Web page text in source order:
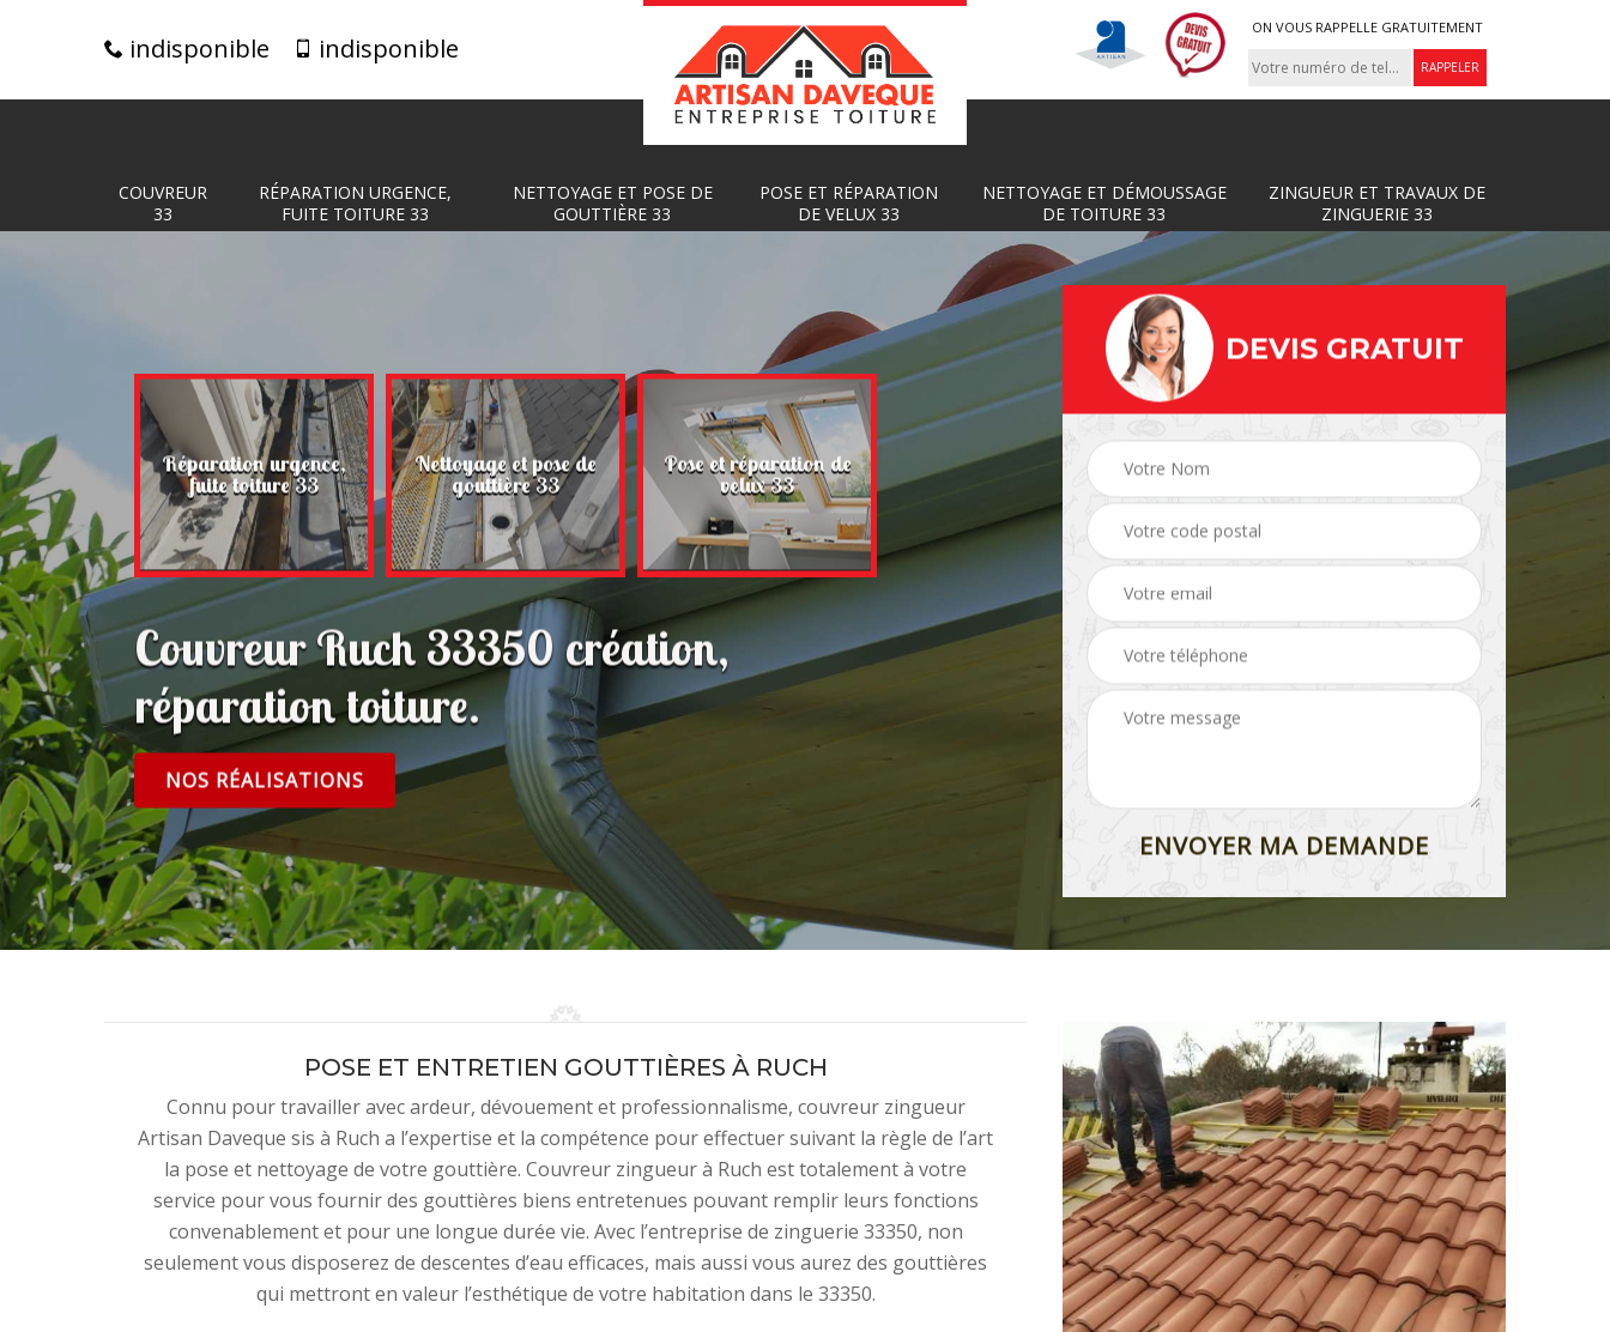
indisponible indisponible
ON VOUS RAPPELLE GRATUITEMENT
COUVREUR
33
RÉPARATION URGENCE,
FUITE TOITURE 33
NETTOYAGE ET POSE DE
GOUTTIÈRE 33
POSE ET RÉPARATION
DE VELUX 33
NETTOYAGE ET DÉMOUSSAGE
DE TOITURE 33
ZINGUEUR ET TRAVAUX DE
ZINGUERIE 33
33 Réparation urgence,
fuite toiture 33
Nettoyage et pose de
gouttière 33
Pose et réparation de
velux 33
Nettoyage et
démoussage de toiture Zingueur et travaux de
zinguerie 33 Couvreur 33
Couvreur Ruch 33350 création,
réparation toiture.
NOS RÉALISATIONS
DEVIS GRATUIT
POSE ET ENTRETIEN GOUTTIÈRES À RUCH
Connu pour travailler avec ardeur, dévouement et professionnalisme, couvreur zingueur
Artisan Daveque sis à Ruch a l’expertise et la compétence pour effectuer suivant la règle de l’art
la pose et nettoyage de votre gouttière. Couvreur zingueur à Ruch est totalement à votre
service pour vous fournir des gouttières biens entretenues pouvant remplir leurs fonctions
convenablement et pour une longue durée vie. Avec l’entreprise de zinguerie 33350, non
seulement vous disposerez de descentes d’eau efficaces, mais aussi vous aurez des gouttières
qui mettront en valeur l’esthétique de votre habitation dans le 33350.